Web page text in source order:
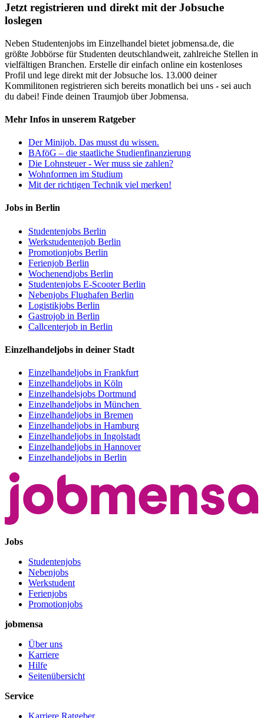
Jetzt registrieren und direkt mit der Jobsuche
loslegen
Neben Studentenjobs im Einzelhandel bietet jobmensa.de, die
größte Jobbörse für Studenten deutschlandweit, zahlreiche Stellen in
vielfältigen Branchen. Erstelle dir einfach online ein kostenloses
Profil und lege direkt mit der Jobsuche los. 13.000 deiner
Kommilitonen registrieren sich bereits monatlich bei uns - sei auch
du dabei! Finde deinen Traumjob über Jobmensa.
Mehr Infos in unserem Ratgeber
Der Minijob. Das musst du wissen.
BAföG – die staatliche Studienfinanzierung
Die Lohnsteuer - Wer muss sie zahlen?
Wohnformen im Studium
Mit der richtigen Technik viel merken!
Jobs in Berlin
Studentenjobs Berlin
Werkstudentenjob Berlin
Promotionjobs Berlin
Ferienjob Berlin
Wochenendjobs Berlin
Studentenjobs E-Scooter Berlin
Nebenjobs Flughafen Berlin
Logistikjobs Berlin
Gastrojob in Berlin
Callcenterjob in Berlin
Einzelhandeljobs in deiner Stadt
Einzelhandeljobs in Frankfurt
Einzelhandeljobs in Köln
Einzelhandelsjobs Dortmund
Einzelhandeljobs in München
Einzelhandeljobs in Bremen
Einzelhandeljobs in Hamburg
Einzelhandeljobs in Ingolstadt
Einzelhandeljobs in Hannover
Einzelhandeljobs in Berlin
Jobs
Studentenjobs
Nebenjobs
Werkstudent
Ferienjobs
Promotionjobs
jobmensa
Über uns
Karriere
Hilfe
Seitenübersicht
Service